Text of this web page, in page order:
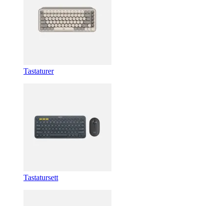
Tastaturer
Tastatursett